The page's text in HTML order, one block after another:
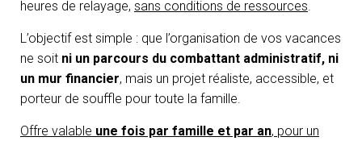
heures de relayage, sans conditions de ressources.
L’objectif est simple : que l’organisation de vos vacances
ne soit ni un parcours du combattant administratif, ni
un mur financier, mais un projet réaliste, accessible, et
porteur de souffle pour toute la famille.
Offre valable une fois par famille et par an, pour un